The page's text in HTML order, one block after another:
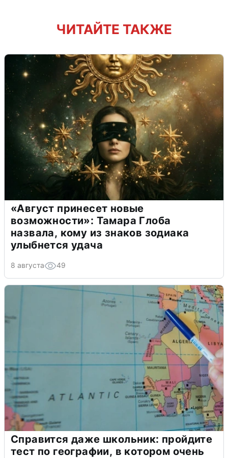
ЧИТАЙТЕ ТАКЖЕ
«Август принесет новые
возможности»: Тамара Глоба
назвала, кому из знаков зодиака
улыбнется удача
8 августа 49
Справится даже школьник: пройдите
тест по географии, в котором очень